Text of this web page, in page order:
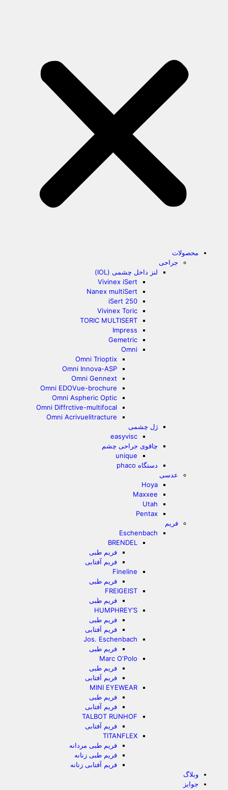
محصولات
جراحی
لنز داخل چشمی (IOL)
Vivinex iSert
Nanex multiSert
iSert 250
Vivinex Toric
TORIC MULTISERT
Impress
Gemetric
Omni
Omni Trioptix
Omni Innova-ASP
Omni Gennext
Omni EDOVue-brochure
Omni Aspheric Optic
Omni Diffrctive-multifocal
Omni Acrivuelitracture
ژل چشمی
easyvisc
چاقوی جراحی چشم
unique
دستگاه phaco
عدسی
Hoya
Maxxee
Utah
Pentax
فریم
Eschenbach
BRENDEL
فریم طبی
فریم آفتابی
Fineline
فریم طبی
FREIGEIST
فریم طبی
HUMPHREY’S
فریم طبی
فریم آفتابی
Jos. Eschenbach
فریم طبی
Marc O‘Polo
فریم طبی
فریم آفتابی
MINI EYEWEAR
فریم طبی
فریم آفتابی
TALBOT RUNHOF
فریم آفتابی
TITANFLEX
فریم طبی مردانه
فریم طبی زنانه
فریم آفتابی زنانه
وبلاگ
جوایز